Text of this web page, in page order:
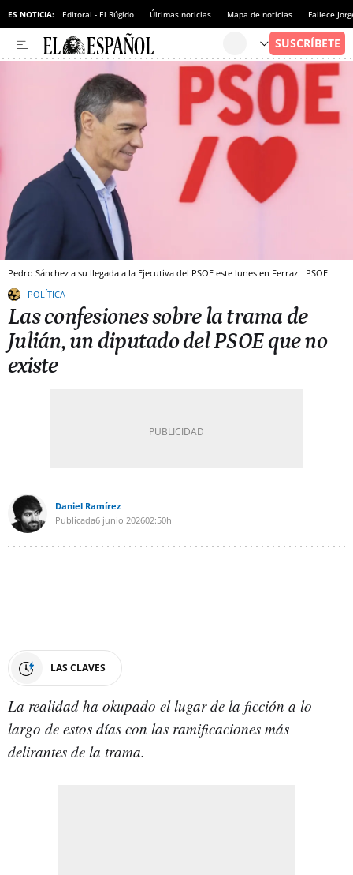
ES NOTICIA: Editoral - El Rúgido Últimas noticias Mapa de noticias Fallece
Pedro Sánchez a su llegada a la Ejecutiva del PSOE este lunes en Ferraz. PSOE
POLÍTICA
Las confesiones sobre la trama de
Julián, un diputado del PSOE que no
existe
Daniel Ramírez
Publicada6 junio 202602:50h
LAS CLAVES
La realidad ha okupado el lugar de la ficción a lo
largo de estos días con las ramificaciones más
delirantes de la trama.